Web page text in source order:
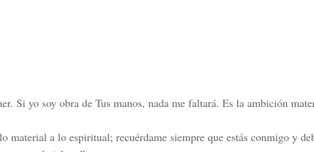
Si yo soy obra de Tus manos, nada me faltará. Es la ambición
material a lo espiritual; recuérdame siempre que estás conmigo y